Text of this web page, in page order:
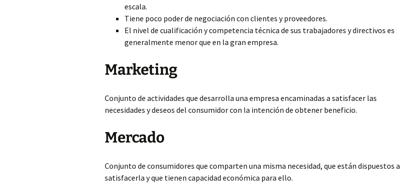
escala.
Tiene poco poder de negociación con clientes y proveedores.
El nivel de cualificación y competencia técnica de sus trabajadores y directivos es
generalmente menor que en la gran empresa.
Marketing
Conjunto de actividades que desarrolla una empresa encaminadas a satisfacer las
necesidades y deseos del consumidor con la intención de obtener beneficio.
Mercado
Conjunto de consumidores que comparten una misma necesidad, que están dispuestos a
satisfacerla y que tienen capacidad económica para ello.